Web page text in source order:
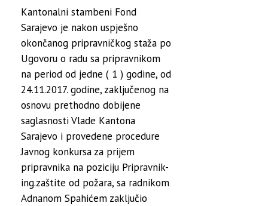
Kantonalni stambeni Fond
Sarajevo je nakon uspješno
okončanog pripravničkog staža po
Ugovoru o radu sa pripravnikom
na period od jedne ( 1 ) godine, od
24.11.2017. godine, zaključenog na
osnovu prethodno dobijene
saglasnosti Vlade Kantona
Sarajevo i provedene procedure
Javnog konkursa za prijem
pripravnika na poziciju Pripravnik-
ing.zaštite od požara, sa radnikom
Adnanom Spahićem zaključio